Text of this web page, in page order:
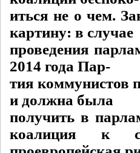
иться не о чем.
картину: в случае
проведения
2014 года Пар-
тия коммунистов
и должна была
получить в
коалиция к